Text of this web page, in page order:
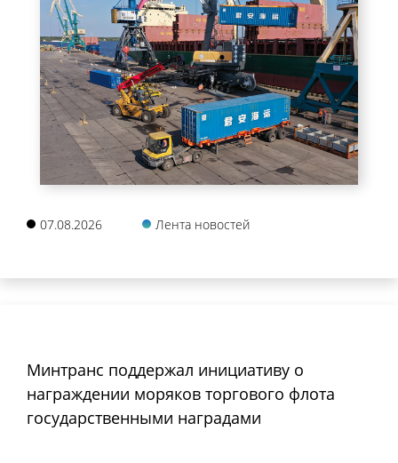
07.08.2026 Лента новостей
Минтранс поддержал инициативу о
награждении моряков торгового флота
государственными наградами